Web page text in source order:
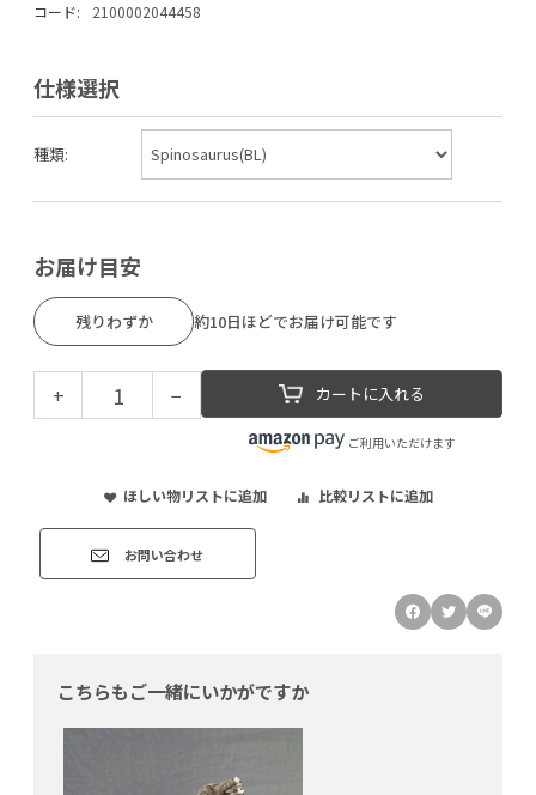
コード: 2100002044458
仕様選択
種類:
お届け目安
残りわずか 約10日ほどでお届け可能です
+ − カートに入れる
ご利用いただけます
ほしい物リストに追加 比較リストに追加
お問い合わせ
こちらもご一緒にいかがですか